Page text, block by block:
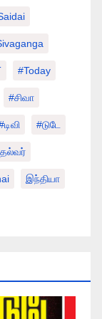
#today
#சிவா
#டுடே
இந்தியா